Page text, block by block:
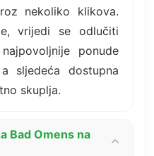
nekoliko klikova.
vrijedi se odlučiti
ponude
sljedeća dostupna
skuplja.
Bad Omens na